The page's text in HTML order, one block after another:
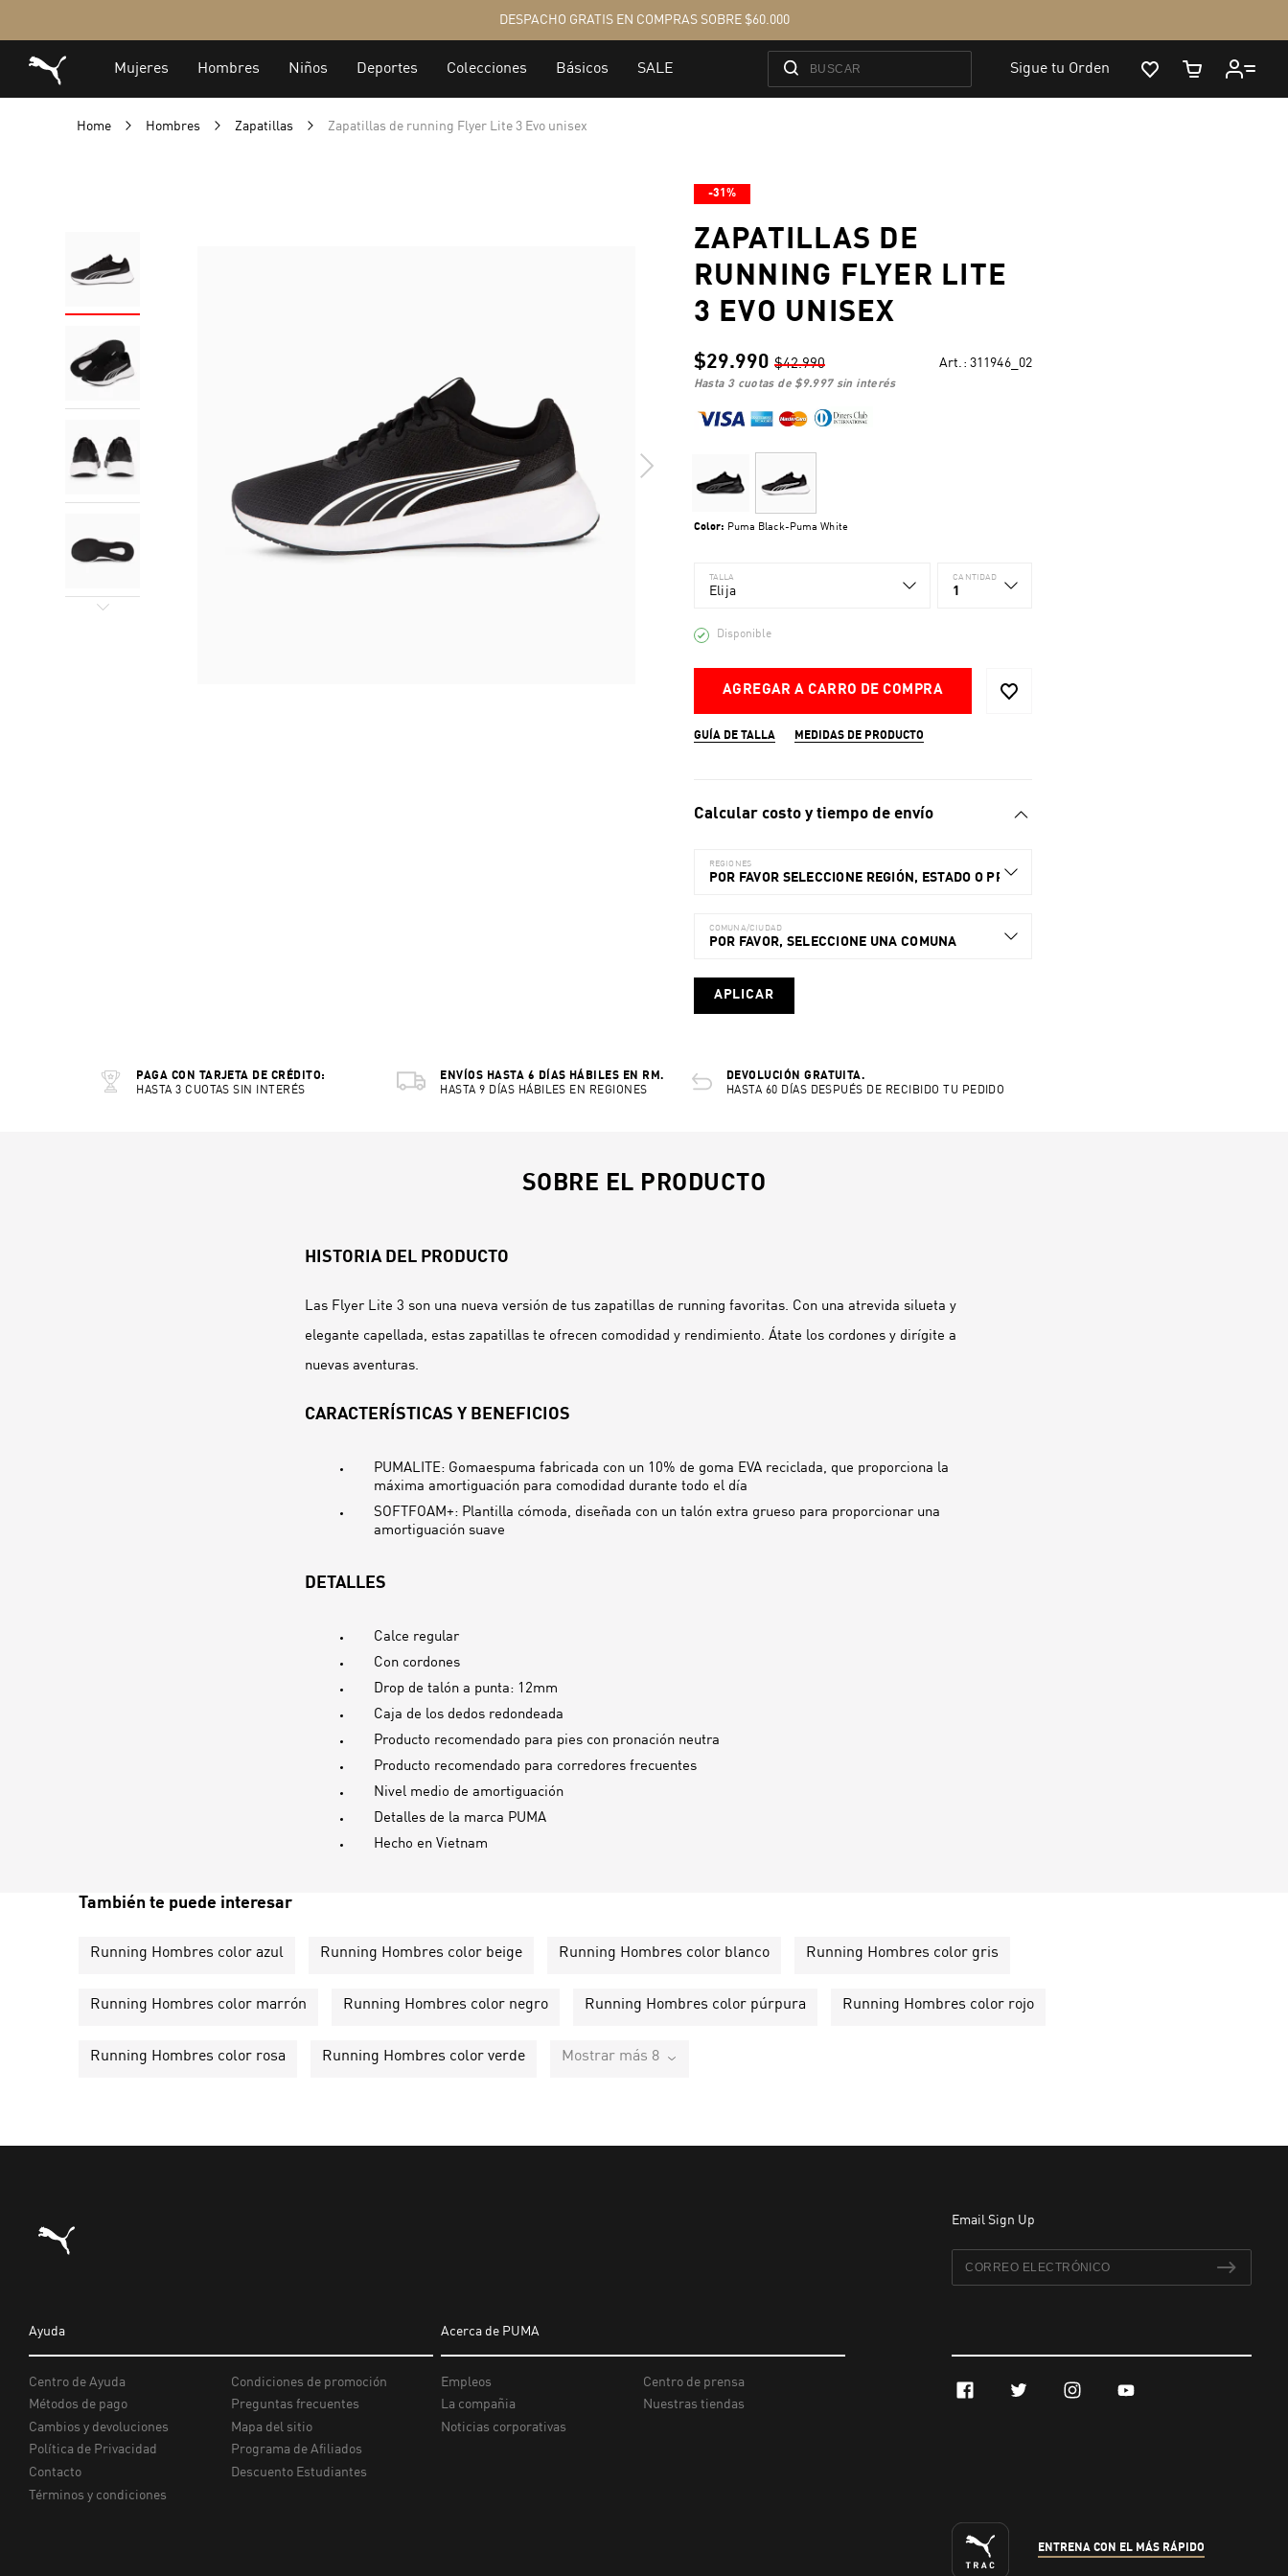
Home Hombres Zapatillas Zapatillas de running Flyer Lite 3 Evo unisex
-31%
ZAPATILLAS DE
RUNNING FLYER LITE
3 EVO UNISEX
$29.990 $42.990 Art.: 311946_02
hasta 3 cuotas de $9.997sin interés
Color: Puma Black-Puma White
TALLA
Elija
CANTIDAD
1
Disponible
AGREGAR A CARRO DE COMPRA
GUÍA DE TALLA MEDIDAS DE PRODUCTO
Calcular costo y tiempo de envío
REGIONES
POR FAVOR SELECCIONE REGIÓN, ESTADO O PROVINCIA.
COMUNA/CIUDAD
POR FAVOR, SELECCIONE UNA COMUNA
APLICAR
PAGA CON TARJETA DE CRÉDITO:
HASTA 3 CUOTAS SIN INTERÉS
ENVÍOS HASTA 6 DÍAS HÁBILES EN RM.
HASTA 9 DÍAS HÁBILES EN REGIONES
DEVOLUCIÓN GRATUITA.
HASTA 60 DÍAS DESPUÉS DE RECIBIDO TU PEDIDO
SOBRE EL PRODUCTO
HISTORIA DEL PRODUCTO
Las Flyer Lite 3 son una nueva versión de tus zapatillas de running favoritas. Con una atrevida silueta y
elegante capellada, estas zapatillas te ofrecen comodidad y rendimiento. Átate los cordones y dirígite a
nuevas aventuras.
CARACTERÍSTICAS Y BENEFICIOS
PUMALITE: Gomaespuma fabricada con un 10% de goma EVA reciclada, que proporciona la
máxima amortiguación para comodidad durante todo el día
SOFTFOAM+: Plantilla cómoda, diseñada con un talón extra grueso para proporcionar una
amortiguación suave
DETALLES
Calce regular
Con cordones
Drop de talón a punta: 12mm
Caja de los dedos redondeada
Producto recomendado para pies con pronación neutra
Producto recomendado para corredores frecuentes
Nivel medio de amortiguación
Detalles de la marca PUMA
Hecho en Vietnam
También te puede interesar
Running Hombres color azul Running Hombres color beige Running Hombres color blanco Running Hombres color gris
Running Hombres color marrón Running Hombres color negro Running Hombres color púrpura Running Hombres color rojo
Running Hombres color rosa Running Hombres color verde Mostrar más 8